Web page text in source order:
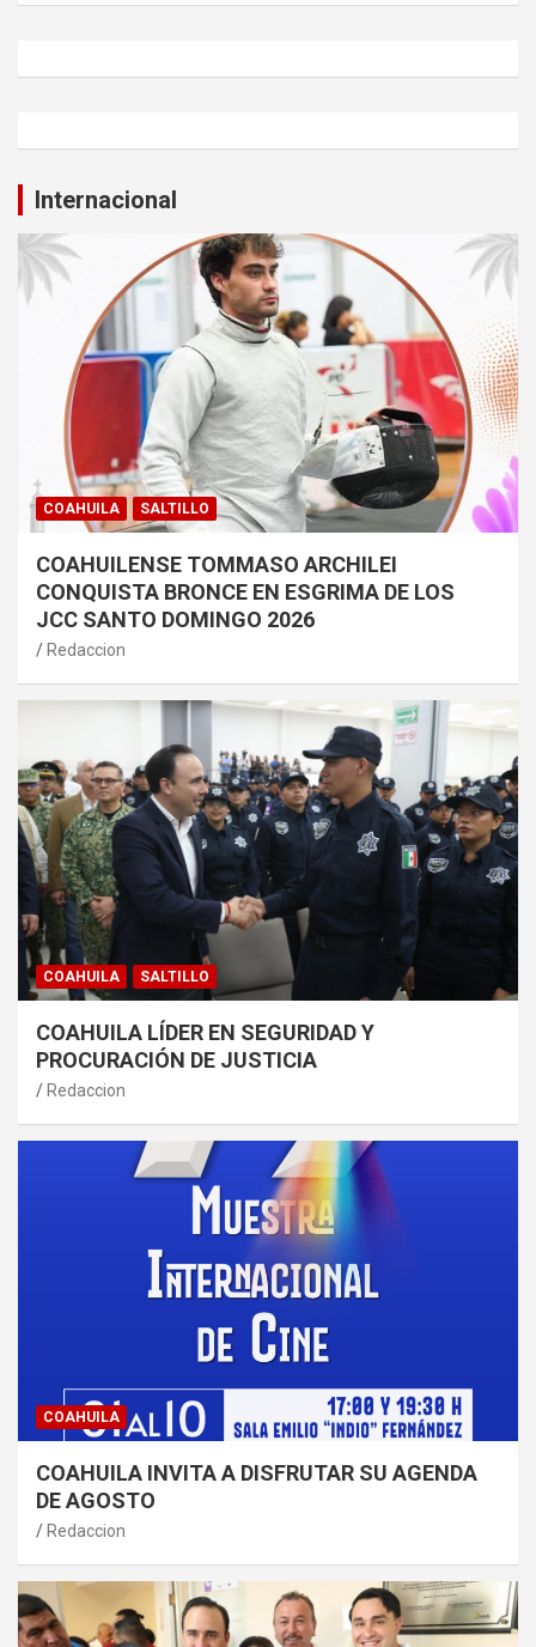
Internacional
COAHUILA SALTILLO
COAHUILENSE TOMMASO ARCHILEI
CONQUISTA BRONCE EN ESGRIMA DE LOS
JCC SANTO DOMINGO 2026
Redaccion
COAHUILA SALTILLO
COAHUILA LÍDER EN SEGURIDAD Y
PROCURACIÓN DE JUSTICIA
Redaccion
COAHUILA
COAHUILA INVITA A DISFRUTAR SU AGENDA
DE AGOSTO
Redaccion